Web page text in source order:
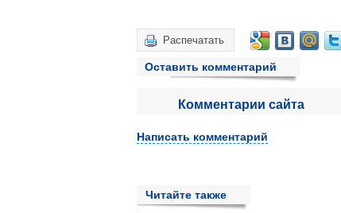
Распечатать
Оставить комментарий
Комментарии сайта
Написать комментарий
Читайте также